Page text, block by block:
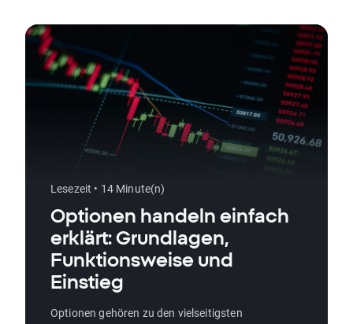
Lesezeit • 14 Minute(n)
Optionen handeln einfach
erklärt: Grundlagen,
Funktionsweise und
Einstieg
Optionen gehören zu den vielseitigsten